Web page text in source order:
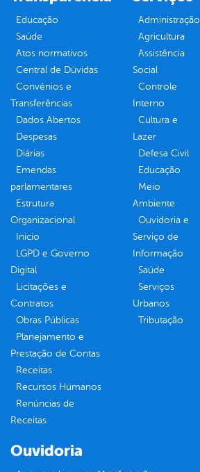
Educação
Saúde
Atos normativos
Central de Dúvidas
Convênios e
Transferências
Dados Abertos
Despesas
Diárias
Emendas
parlamentares
Estrutura
Organizacional
Inicio
LGPD e Governo
Digital
Licitações e
Contratos
Obras Públicas
Planejamento e
Prestação de Contas
Receitas
Recursos Humanos
Renúncias de
Receitas
Administração
Agricultura
Assistência
Social
Controle
Interno
Cultura e
Lazer
Defesa Civil
Educação
Meio
Ambiente
Ouvidoria e
Serviço de
Informação
Saúde
Serviços
Urbanos
Tributação
Ouvidoria